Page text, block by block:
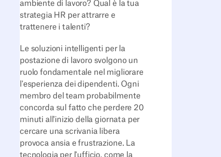
ambiente di lavoro? Qual è la tua
strategia HR per attrarre e
trattenere i talenti?
Le soluzioni intelligenti per la
postazione di lavoro svolgono un
ruolo fondamentale nel migliorare
l'esperienza dei dipendenti. Ogni
membro del team probabilmente
concorda sul fatto che perdere 20
minuti all'inizio della giornata per
cercare una scrivania libera
provoca ansia e frustrazione. La
tecnologia per l'ufficio, come la